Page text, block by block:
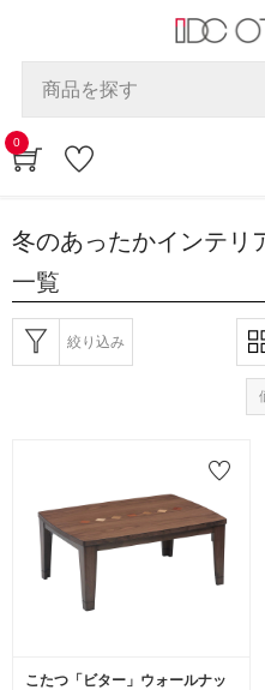
0
冬のあったかインテ
一覧
絞り込み
こたつ「ビター」ウォールナッ